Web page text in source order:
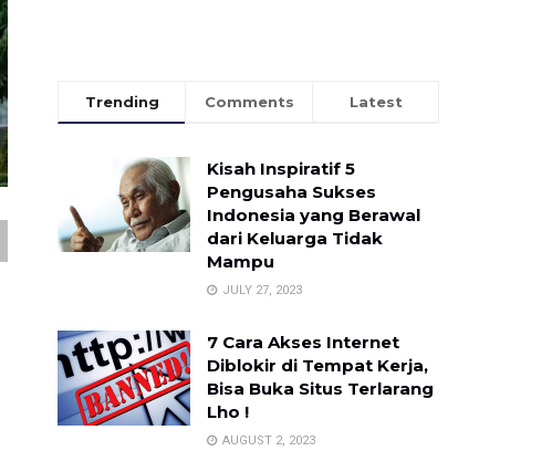
Trending Comments Latest
Kisah Inspiratif 5
Pengusaha Sukses
Indonesia yang Berawal
dari Keluarga Tidak
Mampu
JULY 27, 2023
7 Cara Akses Internet
Diblokir di Tempat Kerja,
Bisa Buka Situs Terlarang
Lho !
AUGUST 2, 2023